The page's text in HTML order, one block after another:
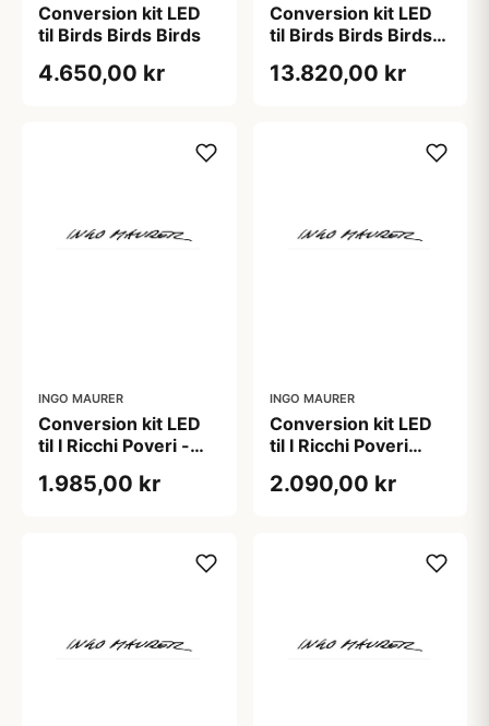
Conversion kit LED
til Birds Birds Birds
4.650,00 kr
Conversion kit LED
til Birds Birds Birds
13.820,00 kr
INGO MAURER
Conversion kit LED
til I Ricchi Poveri -
inkl. lyskilde
1.985,00 kr
INGO MAURER
Conversion kit LED
til I Ricchi Poveri
Butterlies inkl.
2.090,00 kr